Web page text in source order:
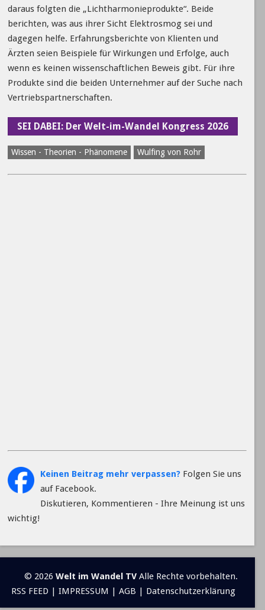
daraus folgten die „Lichtharmonieprodukte“. Beide
berichten, was aus ihrer Sicht Elektrosmog sei und
dagegen helfe. Erfahrungsberichte von Klienten und
Ärzten seien Beispiele für Wirkungen und Erfolge, auch
wenn es keinen wissenschaftlichen Beweis gibt. Für ihre
Produkte sind die beiden Unternehmer auf der Suche nach
Vertriebspartnerschaften.
SEI DABEI: Der Welt-im-Wandel Kongress 2026
Wissen - Theorien - Phänomene Wulfing von Rohr
Keinen Beitrag mehr verpassen?Folgen Sie uns
auf Facebook.
Diskutieren, Kommentieren - Ihre Meinung ist uns
wichtig!
© 2026Welt im Wandel TV Alle Rechte vorbehalten.
RSS FEED |IMPRESSUM |AGB | Datenschutzerklärung